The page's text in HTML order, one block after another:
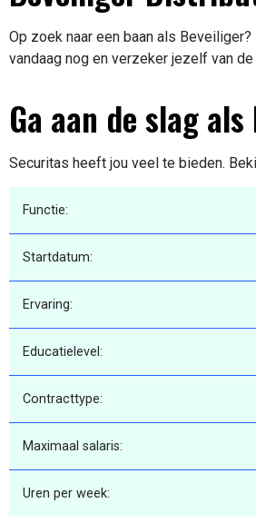
Op zoek naar een baan als
vandaag nog en verzeker jezelf van de
Ga aan de slag
Securitas heeft jou veel te bieden.
Functie:
Startdatum:
Ervaring:
Educatielevel:
Contracttype:
Maximaal salaris:
Uren per week: